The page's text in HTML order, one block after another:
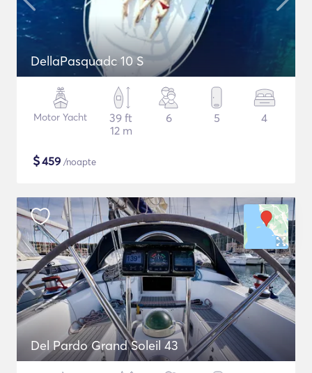
DellaPasquadc 10 S
Motor Yacht
39 ft
12 m
6 5 4
$459 /noapte
Del Pardo Grand Soleil 43